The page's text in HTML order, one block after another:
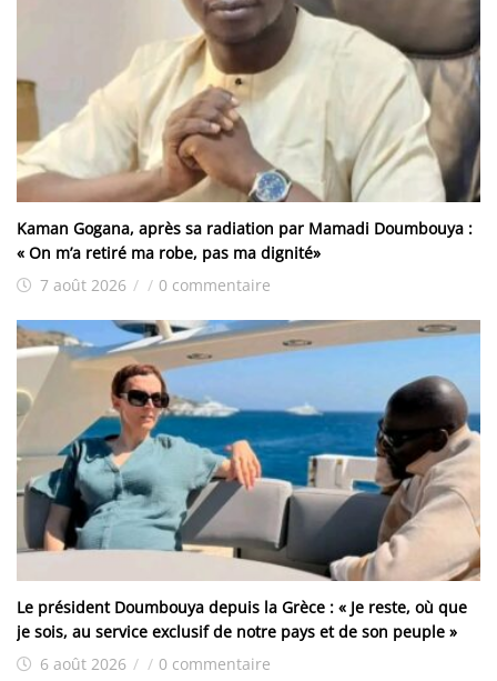
Kaman Gogana, après sa radiation par Mamadi Doumbouya :
« On m’a retiré ma robe, pas ma dignité»
7 août 2026 / / 0 commentaire
Le président Doumbouya depuis la Grèce : « Je reste, où que
je sois, au service exclusif de notre pays et de son peuple »
6 août 2026 / / 0 commentaire